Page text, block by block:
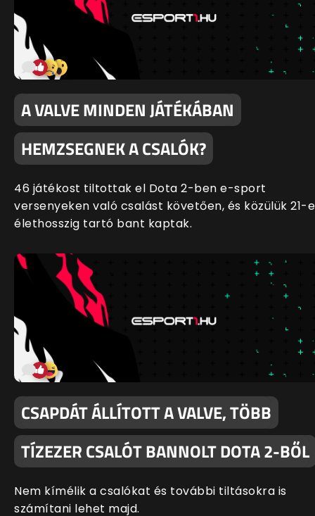
A VALVE MINDEN JÁTÉKÁBAN
HEMZSEGNEK A CSALÓK?
46 játékost tiltottak el Dota 2-ben e-sport
versenyeken való csalást követően, és közülük 21-
élethosszig tartó bant kaptak.
CSAPDÁT ÁLLÍTOTT A VALVE, TÖBB
TÍZEZER CSALÓT BANNOLT DOTA 2-BŐL
Nem kímélik a csalókat és további tiltásokra is
számítani lehet majd.